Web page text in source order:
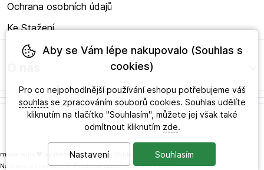
Ochrana osobních údajů
Ke Stažení
made with ineShop© 2026 - Studio zdravého obouvání s.r.o.
Nastavení cookies / Desktop verze / Osobní údaje
Aby se Vám lépe nakupovalo (Souhlas s
cookies)
Pro co nejpohodlnější používání eshopu potřebujeme váš
souhlas se zpracováním souborů cookies. Souhlas udělíte
kliknutím na tlačítko "Souhlasím", můžete jej však také
odmítnout kliknutím zde.
Nastavení Souhlasím